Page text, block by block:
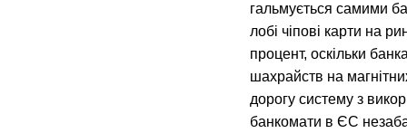
гальмується самими
лобі чіпові карти на
процент, оскільки
шахрайств на
дорогу систему з
банкомати в ЄС